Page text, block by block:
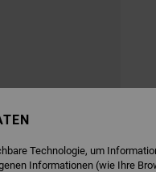
Technologie, um
Informationen (wie Ihre